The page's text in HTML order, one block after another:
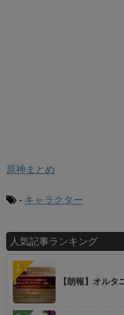
原神まとめ
- キャラクター
人気記事ランキング
【朗報】オル